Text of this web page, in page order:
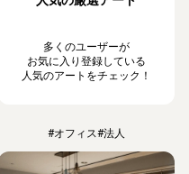
多くのユーザーが
お気に入り登録している
人気のアートをチェック！
#オフィス#法人